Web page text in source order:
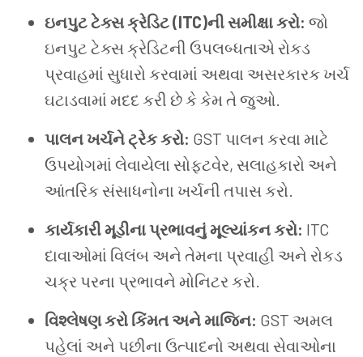
ઇનપુટ ટેક્સ ક્રેડિટ (ITC)ની સમીક્ષા કરો: જો
ઇનપુટ ટેક્સ ક્રેડિટની ઉપલબ્ધતાએ રોકડ
પ્રવાહમાં સુધારો કરવામાં અથવા અસરકારક ખર્ચ
ઘટાડવામાં મદદ કરી છે કે કેમ તે જુઓ.
પાલન ખર્ચને ટ્રેક કરો: GST પાલન કરવા માટે
ઉપયોગમાં લેવાયેલા સોફ્ટવેર, સલાહકારો અને
આંતરિક સંસાધનોના ખર્ચની તપાસ કરો.
કાર્યકારી મૂડીના પ્રભાવનું મૂલ્યાંકન કરો: ITC
દાવાઓમાં વિલંબ અને તેમના પ્રવાહી અને રોકડ
ચક્ર પરના પ્રભાવને મોનિટર કરો.
વિશ્લેષણ કરો કિંમત અને માજિન: GST અમલ
પહેલાં અને પછીના ઉત્પાદનો અથવા સેવાઓના